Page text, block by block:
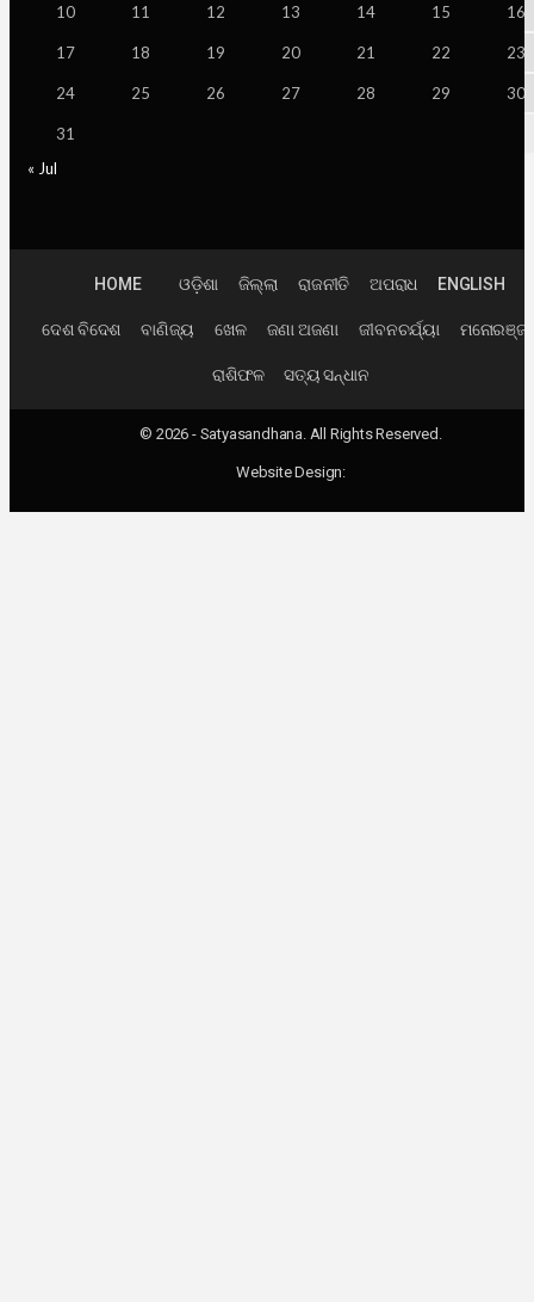
10 11 12 13 14 15 16
17 18 19 20 21 22 23
24 25 26 27 28 29 30
31
« Jul
HOME ଓଡ଼ିଶା ଜିଲ୍ଲା ରାଜନୀତି ଅପରାଧ ENGLISH
ଦେଶ ବିଦେଶ ବାଣିଜ୍ୟ ଖେଳ ଜଣା ଅଜଣା ଜୀବନଚର୍ଯ୍ୟା
ରାଶିଫଳ ସତ୍ୟ ସନ୍ଧାନ
© 2026 - Satyasandhana. All Rights Reserved.
Website Design: